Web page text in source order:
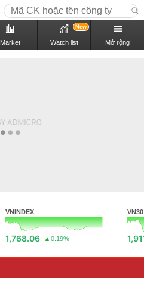
Market Watch list
New
Mở rộng
VNINDEX
1,768.06 0.19%
VN30